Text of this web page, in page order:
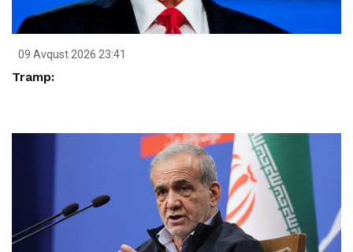
09 Avqust 2026 23:41
Tramp: